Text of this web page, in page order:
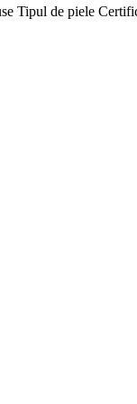
Tipul de piele